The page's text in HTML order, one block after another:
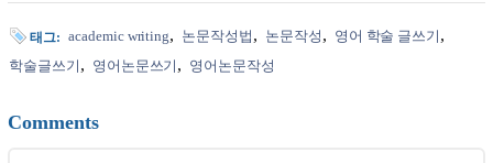
태그: academic writing 논문작성법 논문작성
영어 학술 글쓰기
학술글쓰기
영어논문쓰기 영어논문작성
Comments